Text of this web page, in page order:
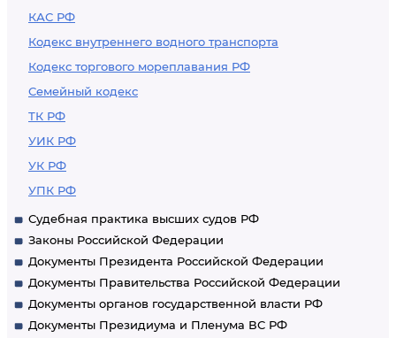
КАС РФ
Кодекс внутреннего водного транспорта
Кодекс торгового мореплавания РФ
Семейный кодекс
ТК РФ
УИК РФ
УК РФ
УПК РФ
Судебная практика высших судов РФ
Законы Российской Федерации
Документы Президента Российской Федерации
Документы Правительства Российской Федерации
Документы органов государственной власти РФ
Документы Президиума и Пленума ВС РФ